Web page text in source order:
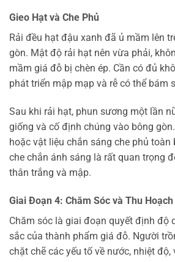
Gieo Hạt và Che Phủ
Rải đều hạt đậu xanh đã ủ mầm lên
gòn. Mật độ rải hạt nên vừa phải,
mầm giá đỗ bị chèn ép. Cần có đủ
phát triển mập mạp và rễ có thể bám
Sau khi rải hạt, phun sương một lần
giống và cố định chúng vào bông
hoặc vật liệu chắn sáng che phủ toàn
che chắn ánh sáng là rất quan trọng
thân trắng và mập.
Giai Đoạn 4: Chăm Sóc và Thu Hoạch
Chăm sóc là giai đoạn quyết định độ
sắc của thành phẩm giá đỗ. Người
chặt chẽ các yếu tố về nước, nhiệt độ,